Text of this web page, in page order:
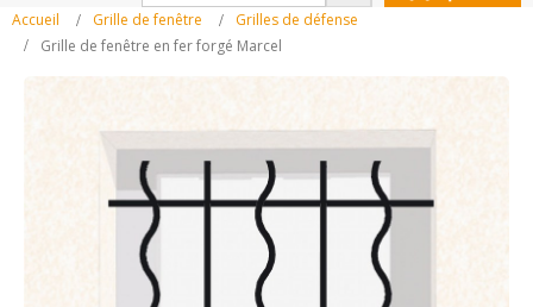
Accueil Grille de fenêtre
Grilles de défense
Grille de fenêtre en fer forgé Marcel